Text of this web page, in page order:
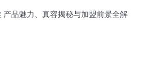
产品魅力、真容揭秘与加盟前景全解